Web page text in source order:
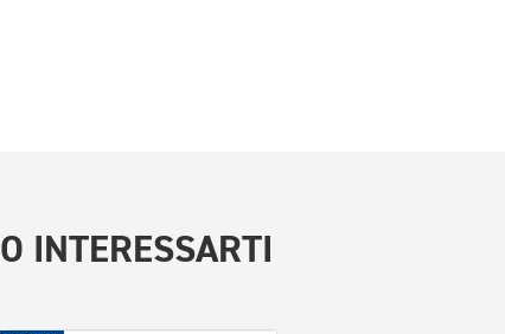
INTERESSARTI